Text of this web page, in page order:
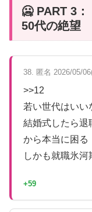
🥶 PART 3
50代の絶望
38. 匿名 2026/05/
>>12
若い世代はいい
結婚式したら退
から本当に困る
しかも就職氷
+59